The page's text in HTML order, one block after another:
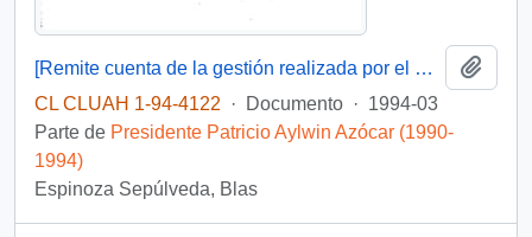
[Remite cuenta de la gestión realizada por el Gobierno Regional, Segunda Región, durante el período marzo 1990 - marzo 1994]
CL CLUAH 1-94-4122
· Documento · 1994-03
Parte de Presidente Patricio Aylwin Azócar (1990-
1994)
Espinoza Sepúlveda, Blas